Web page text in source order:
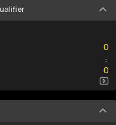
0
:0
0